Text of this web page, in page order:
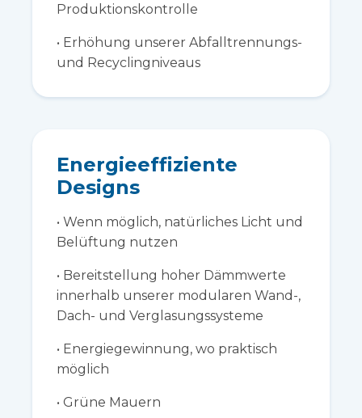
Produktionskontrolle
• Erhöhung unserer Abfalltrennungs-
und Recyclingniveaus
Energieeffiziente
Designs
• Wenn möglich, natürliches Licht und
Belüftung nutzen
• Bereitstellung hoher Dämmwerte
innerhalb unserer modularen Wand-,
Dach- und Verglasungssysteme
• Energiegewinnung, wo praktisch
möglich
• Grüne Mauern